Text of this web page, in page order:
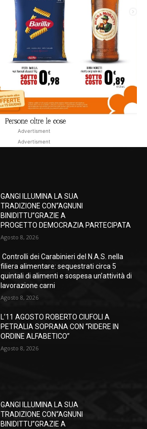
Advertisment
Advertisment
GANGI ILLUMINA LA SUA
TRADIZIONE CON“AGNUNI
BINIDITTU”GRAZIE A
PROGETTO DEMOCRAZIA PARTECIPATA
Agosto 8, 2026
Controlli dei Carabinieri del N.A.S. nella
filiera alimentare: sequestrati circa 5
quintali di alimenti e sospesa un’attività di
lavorazione carni
Agosto 8, 2026
L’11 AGOSTO ROBERTO CIUFOLI A
PETRALIA SOPRANA CON “RIDERE IN
ORDINE ALFABETICO”
Agosto 8, 2026
GANGI ILLUMINA LA SUA
TRADIZIONE CON“AGNUNI
BINIDITTU”GRAZIE A